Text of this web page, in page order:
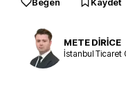
METE DİRİCE
İstanbul Ticaret